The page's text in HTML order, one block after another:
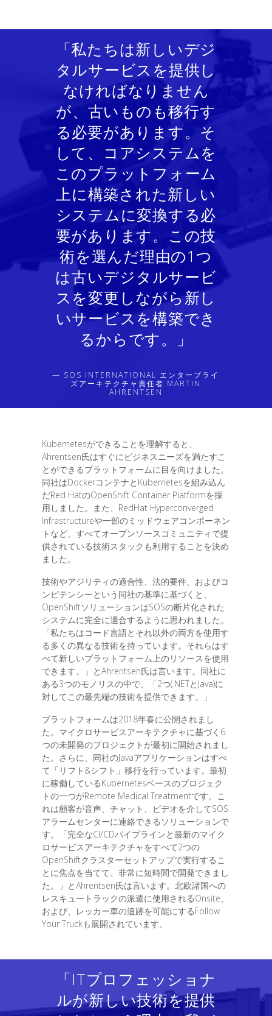
「私たちは新しいデジ
タルサービスを提供し
なければなりません
が、古いものも移行す
る必要があります。そ
して、コアシステムを
このプラットフォーム
上に構築された新しい
システムに変換する必
要があります。この技
術を選んだ理由の1つ
は古いデジタルサービ
スを変更しながら新し
いサービスを構築でき
るからです。」
— SOS INTERNATIONAL エンタープライ
ズアーキテクチャ責任者 MARTIN
AHRENTSEN
Kubernetesができることを理解すると、
Ahrentsen氏はすぐにビジネスニーズを満たすこ
とができるプラットフォームに目を向けました。
同社はDockerコンテナとKubernetesを組み込ん
だRed HatのOpenShift Container Platformを採
用しました。また、RedHat Hyperconverged
Infrastructureや一部のミッドウェアコンポーネン
トなど、すべてオープンソースコミュニティで提
供されている技術スタックも利用することを決め
ました。
技術やアジリティの適合性、法的要件、およびコ
ンピテンシーという同社の基準に基づくと、
OpenShiftソリューションはSOSの断片化された
システムに完全に適合するように思われました。
「私たちはコード言語とそれ以外の両方を使用す
る多くの異なる技術を持っています。それらはす
べて新しいプラットフォーム上のリソースを使用
できます。」とAhrentsen氏は言います。同社に
ある3つのモノリスの中で、「2つ(.NETとJava)に
対してこの最先端の技術を提供できます。」
プラットフォームは2018年春に公開されまし
た。マイクロサービスアーキテクチャに基づく6
つの未開発のプロジェクトが最初に開始されまし
た。さらに、同社のJavaアプリケーションはすべ
て「リフト&シフト」移行を行っています。最初
に稼働しているKubernetesベースのプロジェク
トの一つがRemote Medical Treatmentです。こ
れは顧客が音声、チャット、ビデオを介してSOS
アラームセンターに連絡できるソリューションで
す。「完全なCI/CDパイプラインと最新のマイク
ロサービスアーキテクチャをすべて2つの
OpenShiftクラスターセットアップで実行するこ
とに焦点を当てて、非常に短時間で開発できまし
た。」とAhrentsen氏は言います。北欧諸国への
レスキュートラックの派遣に使用されるOnsite、
および、レッカー車の追跡を可能にするFollow
Your Truckも展開されています。
「ITプロフェッショナ
ルが新しい技術を提供